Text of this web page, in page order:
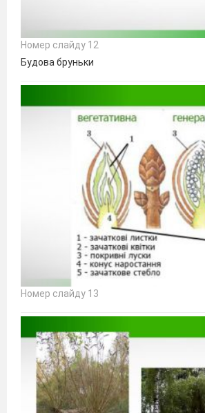
Номер слайду 12
Будова бруньки
Номер слайду 13